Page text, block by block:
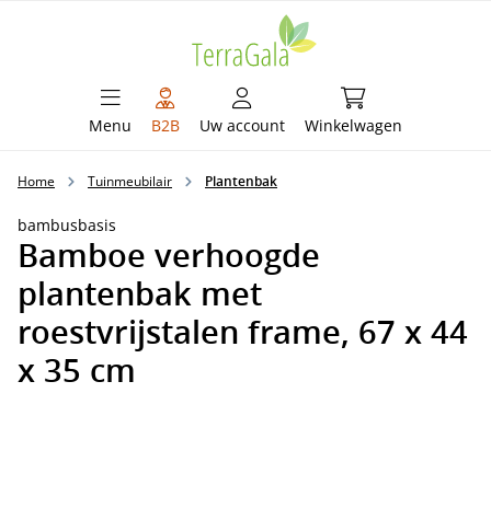
Menu B2B Uw account Winkelwagen
Winkelwagen
Home Tuinmeubilair Plantenbak
bambusbasis
Bamboe verhoogde
plantenbak met
roestvrijstalen frame, 67 x 44
x 35 cm